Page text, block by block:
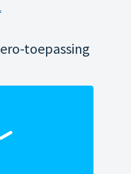
toepassing